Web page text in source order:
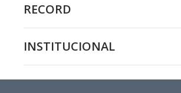
RECORD
INSTITUCIONAL